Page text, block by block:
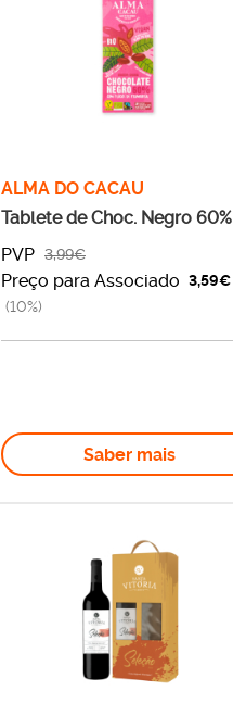
ALMA DO CACAU
Tablete de Choc. Negro 60%
PVP 3,99€
Preço para Associado 3,59€
(10%)
Saber mais